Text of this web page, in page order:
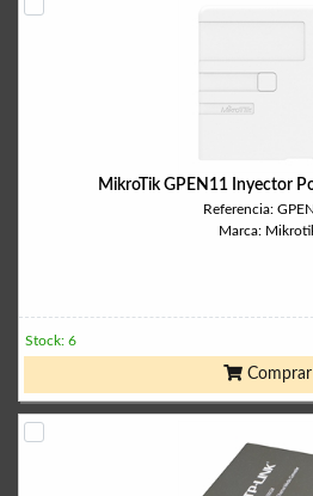
MikroTik GPEN11 Inyector
Referencia:
Marca:
Stock: 6
Comprar